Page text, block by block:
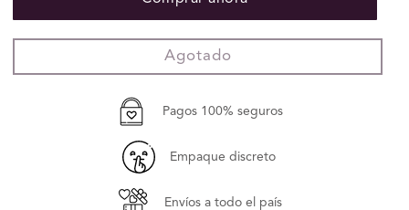
Prudence
Condones
Preservativo
Extra
piezas
Prudence
Condones
Preservativo
Extra
Time
3
piezas
Agotado
Pagos 100% seguros
Empaque discreto
Envíos a todo el país